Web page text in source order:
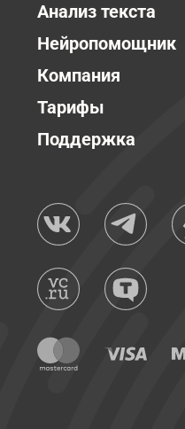
Анализ текста
Нейропомощник
Компания
Тарифы
Поддержка